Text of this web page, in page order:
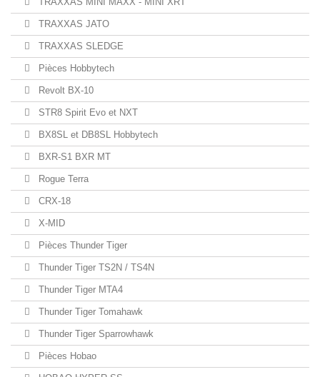
TRAXXAS JATO
TRAXXAS SLEDGE
Pièces Hobbytech
Revolt BX-10
STR8 Spirit Evo et NXT
BX8SL et DB8SL Hobbytech
BXR-S1 BXR MT
Rogue Terra
CRX-18
X-MID
Pièces Thunder Tiger
Thunder Tiger TS2N / TS4N
Thunder Tiger MTA4
Thunder Tiger Tomahawk
Thunder Tiger Sparrowhawk
Pièces Hobao